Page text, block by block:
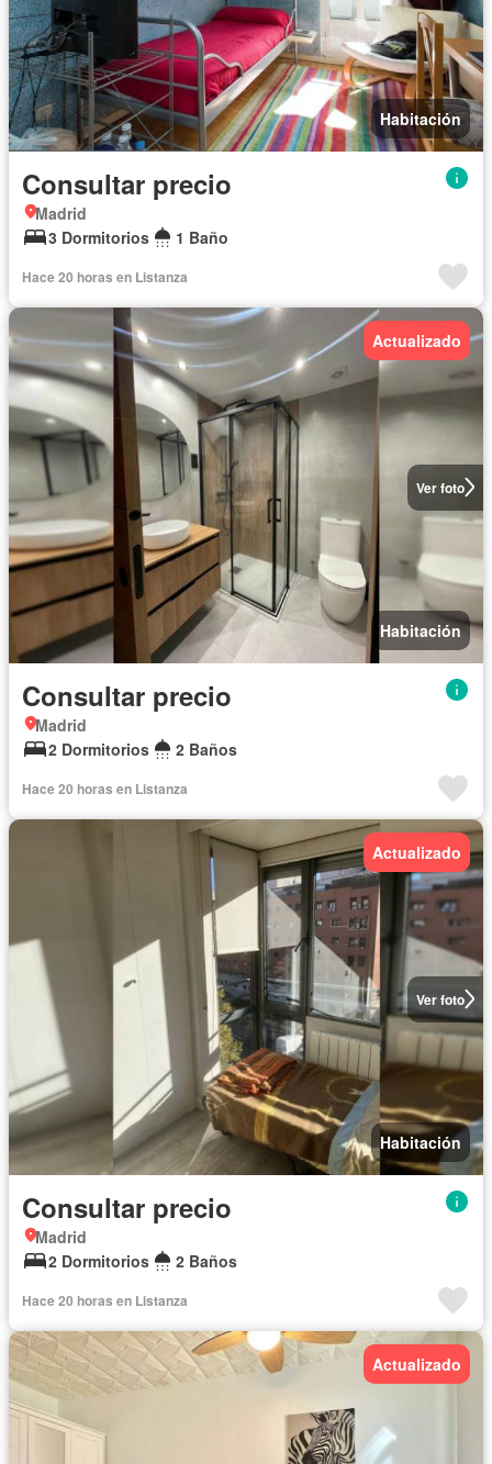
Habitación
Consultar precio
Madrid
3 Dormitorios
1 Baño
Hace 20 horas en Listanza
Ver foto
Actualizado
Habitación
Consultar precio
Madrid
2 Dormitorios
2 Baños
Hace 20 horas en Listanza
Ver foto
Actualizado
Habitación
Consultar precio
Madrid
2 Dormitorios
2 Baños
Hace 20 horas en Listanza
Actualizado